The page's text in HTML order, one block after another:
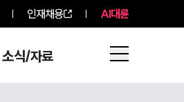
인재채용 AI대륜
소식/자료